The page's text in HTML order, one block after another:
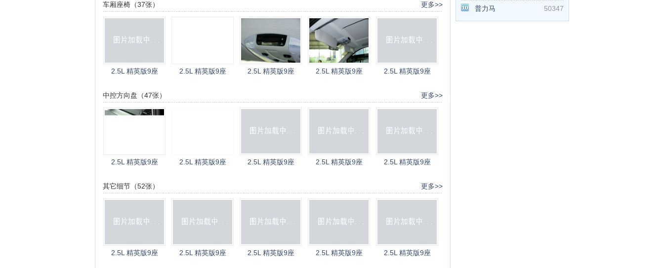
更多>>
车厢座椅（37张）
2.5L 精英版9座 2.5L 精英版9座 2.5L 精英版9座 2.5L 精英版9座 2.5L 精英版9座
更多>>
中控方向盘（47张）
2.5L 精英版9座 2.5L 精英版9座 2.5L 精英版9座 2.5L 精英版9座 2.5L 精英版9座
更多>>
其它细节（52张）
2.5L 精英版9座 2.5L 精英版9座 2.5L 精英版9座 2.5L 精英版9座 2.5L 精英版9座
50347
普力马